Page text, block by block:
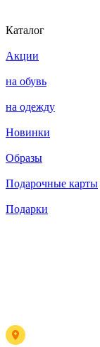
Каталог
Акции
на обувь
на одежду
Новинки
Образы
Подарочные карты
Подарки